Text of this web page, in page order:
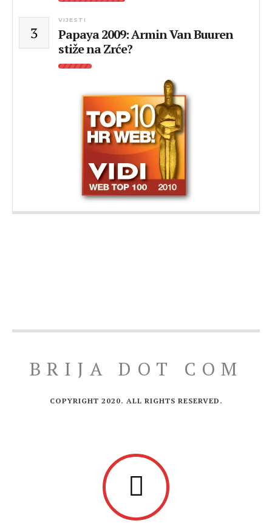
3
VIJESTI
Papaya 2009: Armin Van Buuren
stiže na Zrće?
BRIJA DOT COM
COPYRIGHT 2020. ALL RIGHTS RESERVED.